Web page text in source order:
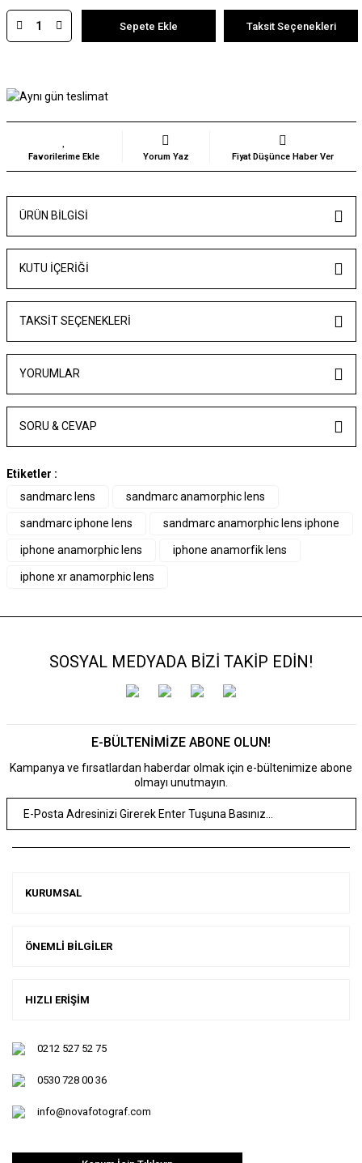
Sepete Ekle Taksit Seçenekleri
Yorum Yaz Fiyat Düşünce Haber Ver
ÜRÜN BILGISI
KUTU İÇERİĞİ
TAKSIT SEÇENEKLERI
YORUMLAR
SORU & CEVAP
Etiketler :
sandmarc lens
sandmarc anamorphic lens
sandmarc iphone lens sandmarc anamorphic lens iphone
iphone anamorphic lens iphone anamorfik lens
iphone xr anamorphic lens
SOSYAL MEDYADA BİZİ TAKİP EDİN!
E-BÜLTENİMİZE ABONE OLUN!
Kampanya ve fırsatlardan haberdar olmak için e-bültenimize abone
olmayı unutmayın.
KURUMSAL
ÖNEMLİ BİLGİLER
HIZLI ERİŞİM
0212 527 52 75
0530 728 00 36
info@novafotograf.com